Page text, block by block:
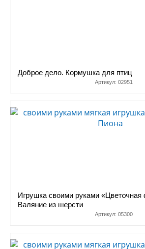
Доброе дело. Кормушка для птиц
Артикул: 02951
Игрушка своими руками
Валяние из шерсти
Артикул: 05300